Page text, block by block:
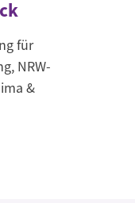
für
NRW-
&